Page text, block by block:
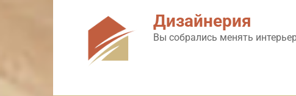
Дизайнерия
Вы собрались менять